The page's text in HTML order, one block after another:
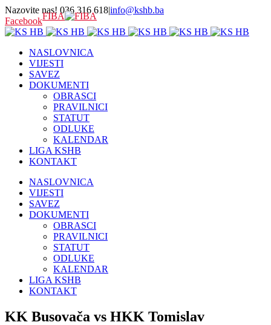
Nazovite nas! 036 316 618|info@kshb.ba
FacebookFIBA
NASLOVNICA
VIJESTI
SAVEZ
DOKUMENTI
OBRASCI
PRAVILNICI
STATUT
ODLUKE
KALENDAR
LIGA KSHB
KONTAKT
NASLOVNICA
VIJESTI
SAVEZ
DOKUMENTI
OBRASCI
PRAVILNICI
STATUT
ODLUKE
KALENDAR
LIGA KSHB
KONTAKT
KK Busovača vs HKK Tomislav